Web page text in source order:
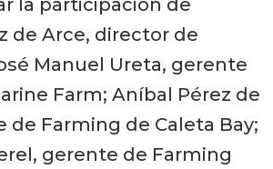
de Arce, director de
Manuel Ureta, gerente
Farm; Aníbal Pérez de
de Farming de Caleta Bay;
gerente de Farming